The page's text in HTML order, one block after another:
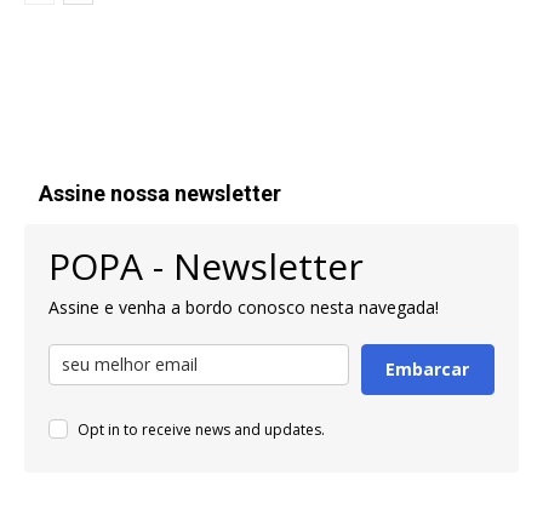
Assine nossa newsletter
POPA - Newsletter
Assine e venha a bordo conosco nesta navegada!
Embarcar
Opt in to receive news and updates.